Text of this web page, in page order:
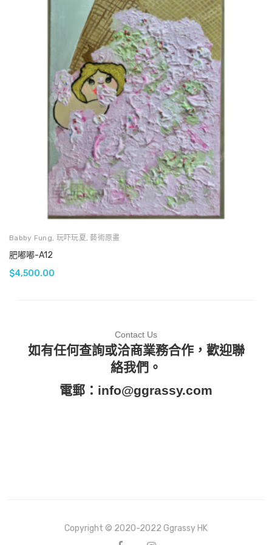
Babby Fung 玩吓玩夏 藝術原畫
肥嘟嘟-A12
$4,500.00
Contact Us
如有任何查詢或洽商業務合作，歡迎聯
絡我們。
電郵： info@ggrassy.com
Copyright © 2020-2022 Ggrassy HK